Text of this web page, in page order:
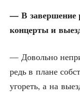
— В завер­ше­ние
кон­цер­ты и
— Доволь­но
редь в плане
уго­реть, а на